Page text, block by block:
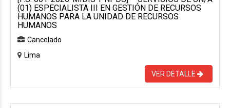
(01) ESPECIALISTA III EN GESTIÓN DE RECURSOS
HUMANOS PARA LA UNIDAD DE RECURSOS
HUMANOS
Cancelado
Lima
VER DETALLE